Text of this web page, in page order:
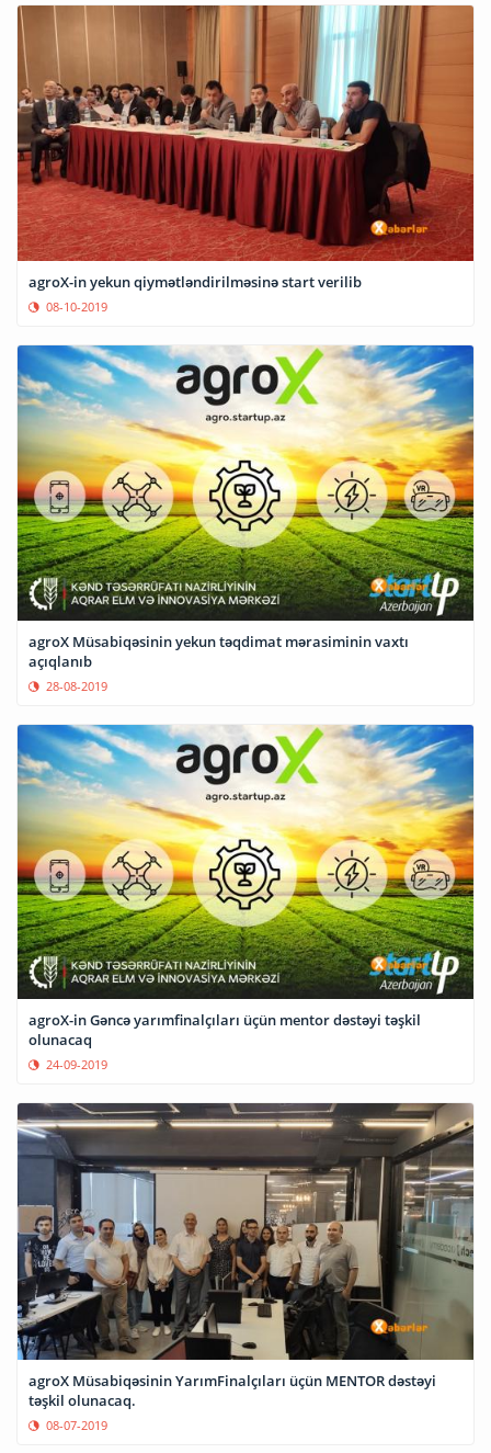
agroX-in yekun qiymətləndirilməsinə start verilib
08-10-2019
agroX Müsabiqəsinin yekun təqdimat mərasiminin vaxtı
açıqlanıb
28-08-2019
agroX-in Gəncə yarımfinalçıları üçün mentor dəstəyi təşkil
olunacaq
24-09-2019
agroX Müsabiqəsinin YarımFinalçıları üçün MENTOR dəstəyi
təşkil olunacaq.
08-07-2019